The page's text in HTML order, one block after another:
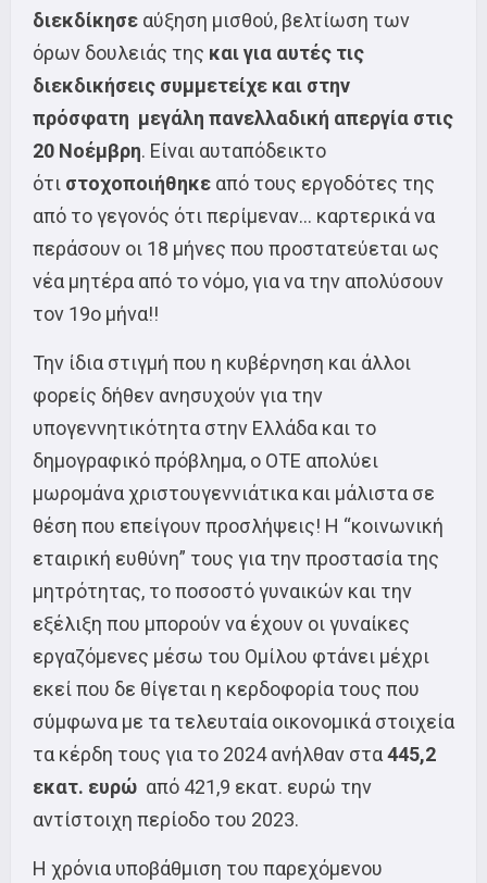
διεκδίκησε αύξηση μισθού, βελτίωση των
όρων δουλειάς της και για αυτές τις
διεκδικήσεις συμμετείχε και στην
πρόσφατη μεγάλη πανελλαδική απεργία στις
20 Νοέμβρη. Είναι αυταπόδεικτο
ότι στοχοποιήθηκε από τους εργοδότες της
από το γεγονός ότι περίμεναν… καρτερικά να
περάσουν οι 18 μήνες που προστατεύεται ως
νέα μητέρα από το νόμο, για να την απολύσουν
τον 19ο μήνα!!
Την ίδια στιγμή που η κυβέρνηση και άλλοι
φορείς δήθεν ανησυχούν για την
υπογεννητικότητα στην Ελλάδα και το
δημογραφικό πρόβλημα, ο ΟΤΕ απολύει
μωρομάνα χριστουγεννιάτικα και μάλιστα σε
θέση που επείγουν προσλήψεις! Η “κοινωνική
εταιρική ευθύνη” τους για την προστασία της
μητρότητας, το ποσοστό γυναικών και την
εξέλιξη που μπορούν να έχουν οι γυναίκες
εργαζόμενες μέσω του Ομίλου φτάνει μέχρι
εκεί που δε θίγεται η κερδοφορία τους που
σύμφωνα με τα τελευταία οικονομικά στοιχεία
τα κέρδη τους για το 2024 ανήλθαν στα445,2
εκατ. ευρώ από 421,9 εκατ. ευρώ την
αντίστοιχη περίοδο του 2023.
Η χρόνια υποβάθμιση του παρεχόμενου